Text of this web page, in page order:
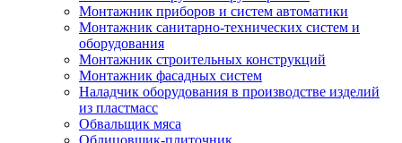
Монтажник приборов и систем автоматики
Монтажник санитарно-технических систем и
оборудования
Монтажник строительных конструкций
Монтажник фасадных систем
Наладчик оборудования в производстве изделий
из пластмасс
Обвальщик мяса
Облицовщик-плиточник